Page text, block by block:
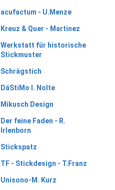
acufactum - U.Menze
Kreuz & Quer - Martinez
Werkstatt für historische
Stickmuster
Schrägstich
DäStiMo I. Nolte
Mikusch Design
Der feine Faden - R.
Irlenborn
Stickspatz
TF - Stickdesign - T.Franz
Unisono-M. Kurz